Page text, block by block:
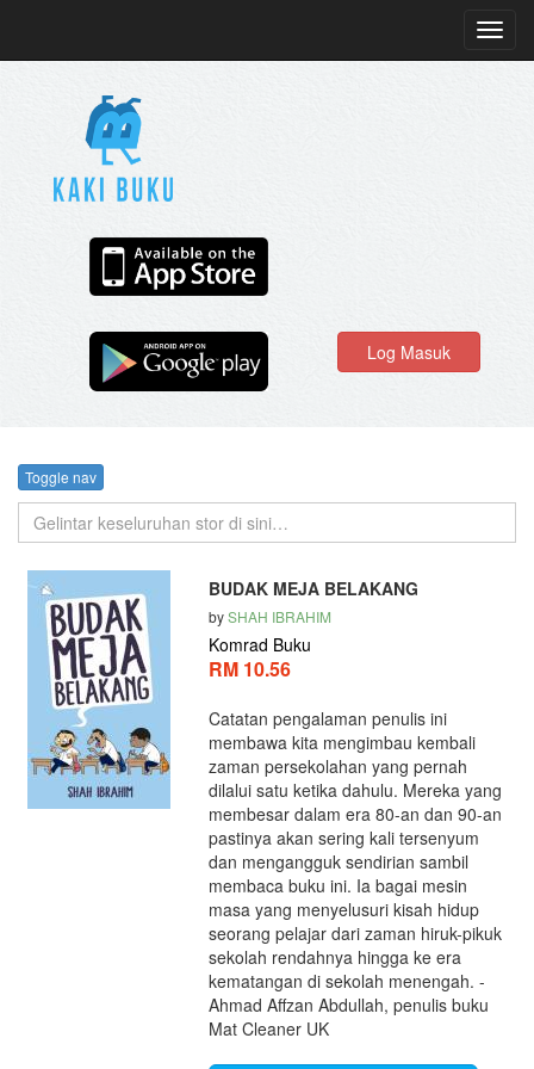
Log Masuk
Toggle nav
BUDAK MEJA BELAKANG
bySHAH IBRAHIM
Komrad Buku
RM 10.56
Catatan pengalaman penulis ini
membawa kita mengimbau kembali
zaman persekolahan yang pernah
dilalui satu ketika dahulu. Mereka yang
membesar dalam era 80-an dan 90-an
pastinya akan sering kali tersenyum
dan mengangguk sendirian sambil
membaca buku ini. Ia bagai mesin
masa yang menyelusuri kisah hidup
seorang pelajar dari zaman hiruk-pikuk
sekolah rendahnya hingga ke era
kematangan di sekolah menengah. -
Ahmad Affzan Abdullah, penulis buku
Mat Cleaner UK